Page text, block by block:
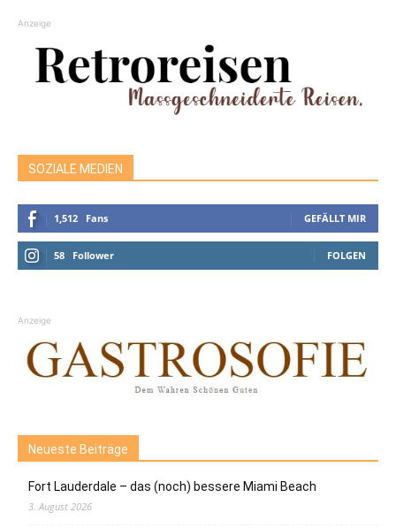
Anzeige
SOZIALE MEDIEN
1,512 Fans GEFÄLLT MIR
58 Follower FOLGEN
Anzeige
Neueste Beiträge
Fort Lauderdale – das (noch) bessere Miami Beach
3. August 2026